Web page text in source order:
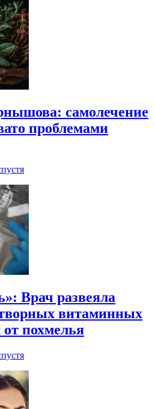
самолечение
проблемами
Врач развеяла
витаминных
похмелья